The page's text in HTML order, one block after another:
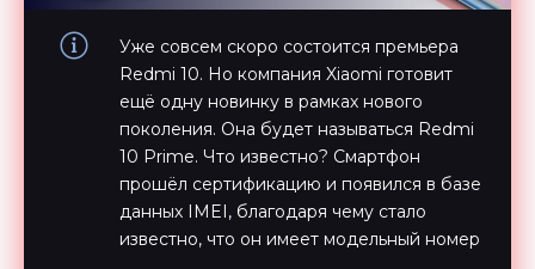
Уже совсем скоро состоится премьера
Redmi 10. Но компания Xiaomi готовит
ещё одну новинку в рамках нового
поколения. Она будет называться Redmi
10 Prime. Что известно? Смартфон
прошёл сертификацию и появился в базе
данных IMEI, благодаря чему стало
известно, что он имеет модельный номер